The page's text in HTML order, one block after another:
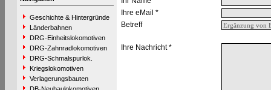
Geschichte & Hintergründe
Länderbahnen
DRG-Einheitslokomotiven
DRG-Zahnradlokomotiven
DRG-Schmalspurlok.
Kriegslokomotiven
Verlagerungsbauten
Ihre eMail *
Betreff
Ihre Nachricht *